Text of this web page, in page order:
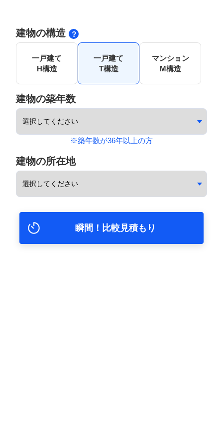
建物の構造
一戸建て
H構造
一戸建て
T構造
マンション
M構造
建物の築年数
※築年数が36年以上の方
建物の所在地
瞬間！比較見積もり